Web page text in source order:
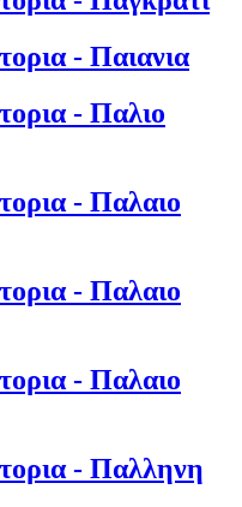
- Παιανια
- Παλιο
- Παλαιο
- Παλαιο
- Παλαιο
- Παλληνη